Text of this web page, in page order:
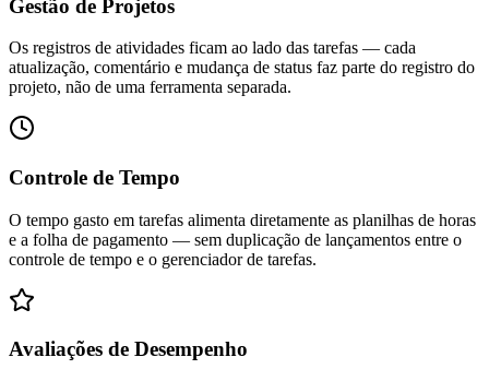
Gestão de Projetos
Os registros de atividades ficam ao lado das tarefas — cada
atualização, comentário e mudança de status faz parte do registro do
projeto, não de uma ferramenta separada.
Controle de Tempo
O tempo gasto em tarefas alimenta diretamente as planilhas de horas
e a folha de pagamento — sem duplicação de lançamentos entre o
controle de tempo e o gerenciador de tarefas.
Avaliações de Desempenho